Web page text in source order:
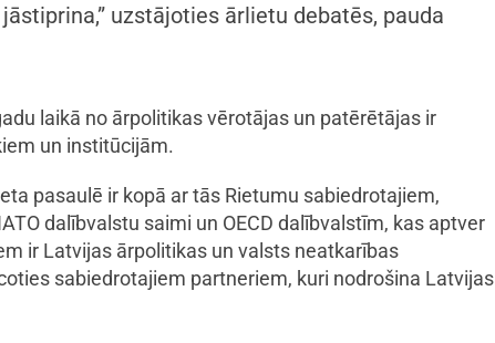
uzstājoties ārlietu debatēs, pauda
laikā no ārpolitikas vērotājas un patērētājas ir
un institūcijām.
pasaulē ir kopā ar tās Rietumu sabiedrotajiem,
dalībvalstu saimi un OECD dalībvalstīm, kas aptver
ir Latvijas ārpolitikas un valsts neatkarības
sabiedrotajiem partneriem, kuri nodrošina Latvijas